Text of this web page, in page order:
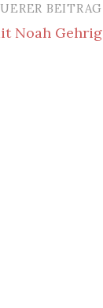
BEITRAG
Noah Gehrig